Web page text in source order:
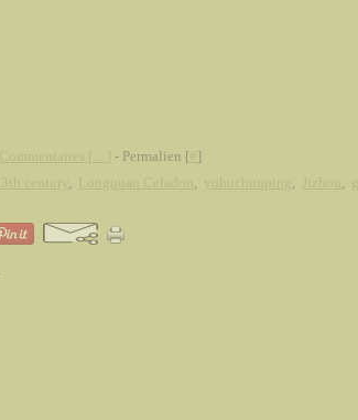
- Permalien [ ]
, , , ,